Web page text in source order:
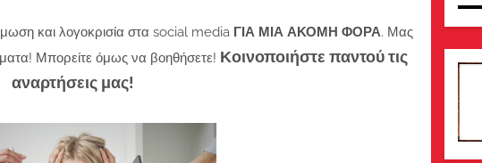
και λογοκρισία στα social media ΓΙΑ ΜΙΑ ΑΚΟΜΗ ΦΟΡΑ. Μας
Μπορείτε όμως να βοηθήσετε! Κοινοποιήστε παντού τις
αναρτήσεις μας!